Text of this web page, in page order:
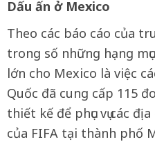
Dấu ấn ở Mexico
Theo các báo cáo của
trong số những hạng
lớn cho Mexico là việc
Quốc đã cung cấp 115
thiết kế để phục vụ các
của FIFA tại thành phố